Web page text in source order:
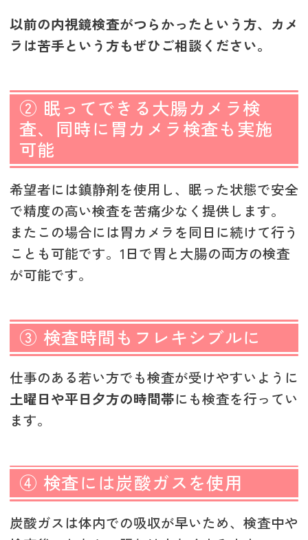
以前の内視鏡検査がつらかったという方、カメ
ラは苦手という方もぜひご相談ください。
② 眠ってできる大腸カメラ検
査、同時に胃カメラ検査も実施
可能
希望者には鎮静剤を使用し、眠った状態で安全
で精度の高い検査を苦痛少なく提供します。
またこの場合には胃カメラを同日に続けて行う
ことも可能です。1日で胃と大腸の両方の検査
が可能です。
③ 検査時間もフレキシブルに
仕事のある若い方でも検査が受けやすいように
土曜日や平日夕方の時間帯にも検査を行ってい
ます。
④ 検査には炭酸ガスを使用
炭酸ガスは体内での吸収が早いため、検査中や